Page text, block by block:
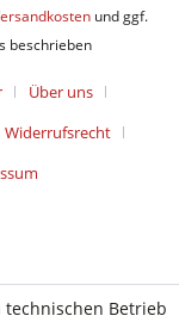
und ggf.
beschrieben
Über uns
Widerrufsrecht
technischen Betrieb